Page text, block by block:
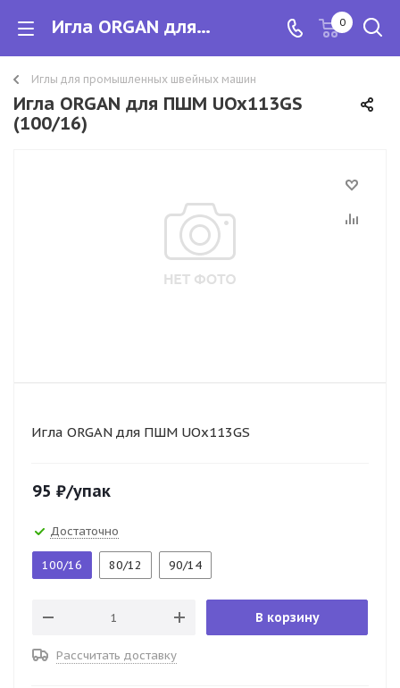
Игла ORGAN для ПШМ UOx113GS 0
Иглы для промышленных швейных машин
Игла ORGAN для ПШМ UOx113GS
(100/16)
Игла ORGAN для ПШМ UOx113GS
95 ₽/упак
Достаточно
100/16 80/12 90/14
В корзину
Рассчитать доставку